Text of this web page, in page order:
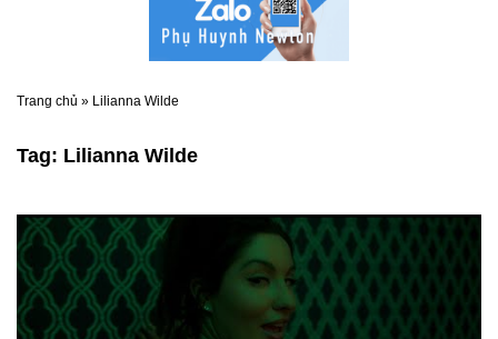
Trang chủ » Lilianna Wilde
Tag: Lilianna Wilde